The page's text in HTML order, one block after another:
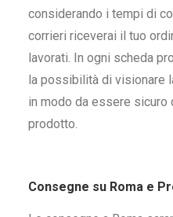
considerando i tempi di
corrieri riceverai il tuo
lavorati. In ogni scheda
la possibilità di visionare
in modo da essere sicuro
prodotto.
Consegne su Roma e